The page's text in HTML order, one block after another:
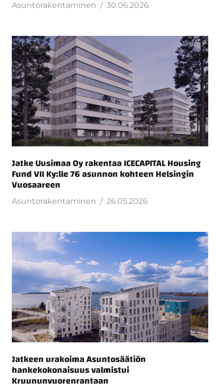
Asuntorakentaminen 30.06.2026
Jatke Uusimaa Oy rakentaa ICECAPITAL Housing
Fund VII Ky:lle 76 asunnon kohteen Helsingin
Vuosaareen
Asuntorakentaminen 26.05.2026
Jatkeen urakoima Asuntosäätiön
hankekokonaisuus valmistui
Kruununvuorenrantaan